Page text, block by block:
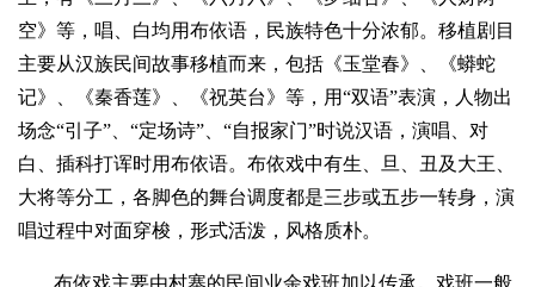
空》等，唱、白均用布依语，民族特色十分浓郁。移植剧目
主要从汉族民间故事移植而来，包括《玉堂春》、《蟒蛇
记》、《秦香莲》、《祝英台》等，用“双语”表演，人物出
场念“引子”、“定场诗”、“自报家门”时说汉语，演唱、对
白、插科打诨时用布依语。布依戏中有生、旦、丑及大王、
大将等分工，各脚色的舞台调度都是三步或五步一转身，演
唱过程中对面穿梭，形式活泼，风格质朴。